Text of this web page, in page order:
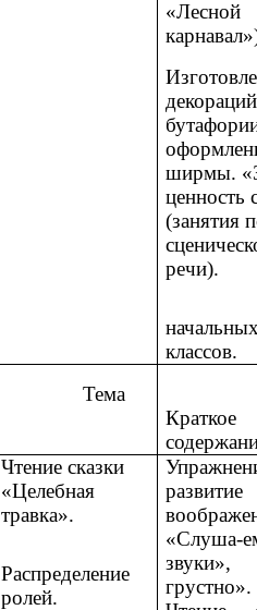
«Лесной
ширмы.
ценность
(занятия
речи).
классов.
Тема
Краткое
Чтение сказки
«Целебная
травка».
Распределение
ролей.
развитие
«Слуша-
грустно».